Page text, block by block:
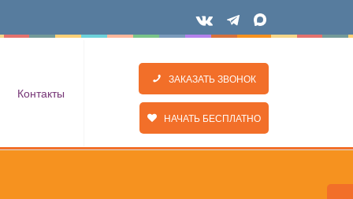
Контакты
ЗАКАЗАТЬ ЗВОНОК
НАЧАТЬ БЕСПЛАТНО